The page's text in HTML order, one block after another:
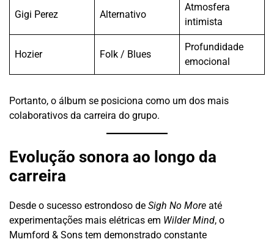
Gigi Perez Alternativo
Atmosfera
intimista
Hozier Folk / Blues
Profundidade
emocional
Portanto, o álbum se posiciona como um dos mais
colaborativos da carreira do grupo.
Evolução sonora ao longo da
carreira
Desde o sucesso estrondoso de Sigh No More até
experimentações mais elétricas em Wilder Mind, o
Mumford & Sons tem demonstrado constante